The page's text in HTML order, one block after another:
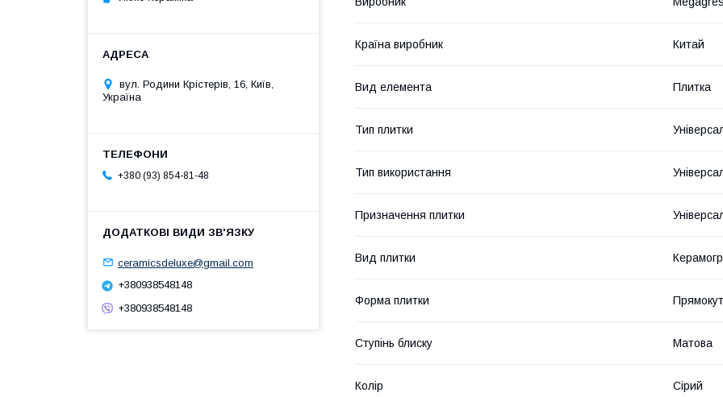
Країна виробник Китай
Вид елемента Плитка
Тип плитки
Тип використання
Призначення плитки
Вид плитки
Форма плитки
Ступінь блиску Матова
Колір Сірий
вул. Родини Крістерів, 16, Київ,
Україна
+380 (93) 854-81-48
ceramicsdeluxe@gmail.com
+380938548148
+380938548148